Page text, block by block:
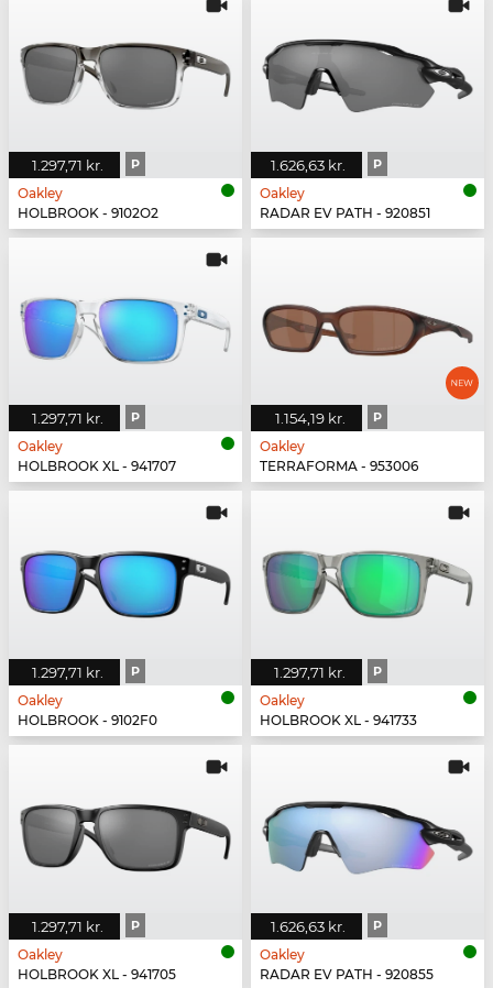
1.297,71 kr. P
Oakley
HOLBROOK - 9102O2
1.626,63 kr. P
Oakley
RADAR EV PATH - 920851
1.297,71 kr. P
Oakley
HOLBROOK XL - 941707
1.154,19 kr. P
Oakley
TERRAFORMA - 953006
1.297,71 kr. P
Oakley
HOLBROOK - 9102F0
1.297,71 kr. P
Oakley
HOLBROOK XL - 941733
1.297,71 kr. P
Oakley
HOLBROOK XL - 941705
1.626,63 kr. P
Oakley
RADAR EV PATH - 920855